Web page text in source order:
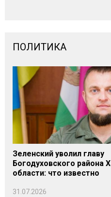
ПОЛИТИКА
Зеленский уволил главу
Богодуховского района
области: что известно
31.07.2026